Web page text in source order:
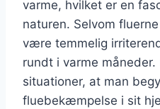
varme, hvilket er en
naturen. Selvom
være temmelig
rundt i varme
situationer, at man
fluebekæmpelse i sit